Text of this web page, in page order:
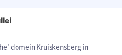
domein Kruiskensberg in